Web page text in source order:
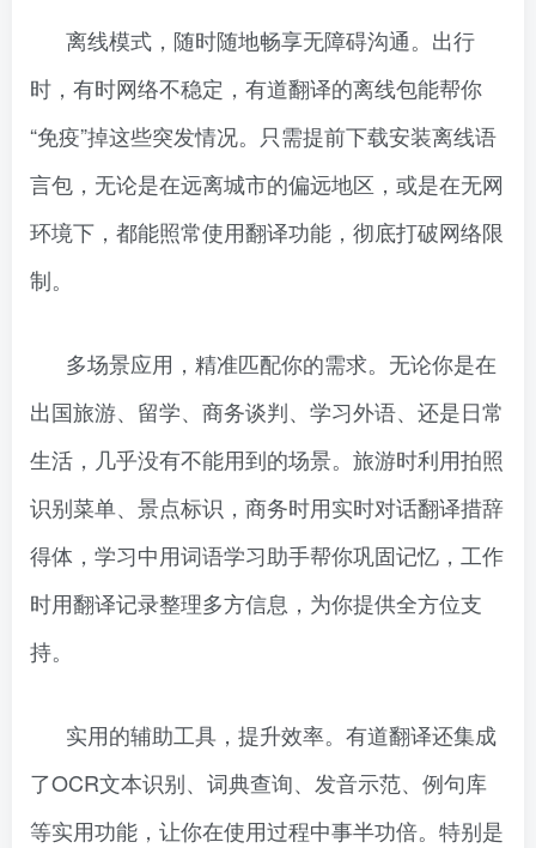
离线模式，随时随地畅享无障碍沟通。出行
时，有时网络不稳定，有道翻译的离线包能帮你
“免疫”掉这些突发情况。只需提前下载安装离线语
言包，无论是在远离城市的偏远地区，或是在无网
环境下，都能照常使用翻译功能，彻底打破网络限
制。
多场景应用，精准匹配你的需求。无论你是在
出国旅游、留学、商务谈判、学习外语、还是日常
生活，几乎没有不能用到的场景。旅游时利用拍照
识别菜单、景点标识，商务时用实时对话翻译措辞
得体，学习中用词语学习助手帮你巩固记忆，工作
时用翻译记录整理多方信息，为你提供全方位支
持。
实用的辅助工具，提升效率。有道翻译还集成
了OCR文本识别、词典查询、发音示范、例句库
等实用功能，让你在使用过程中事半功倍。特别是